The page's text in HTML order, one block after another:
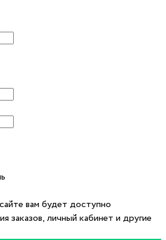
вам будет доступно
заказов, личный кабинет и другие